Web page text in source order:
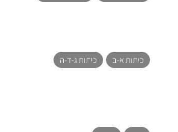
כיתות א-ב כיתות ג-ד-ה